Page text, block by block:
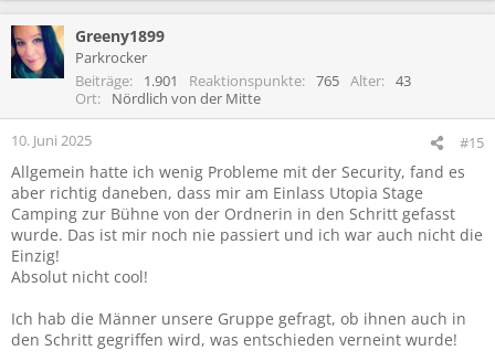
Greeny1899
Parkrocker
Beiträge
1.901 Reaktionspunkte 765 Alter
43
Ort
Nördlich von der Mitte
10. Juni 2025 #15
Allgemein hatte ich wenig Probleme mit der Security, fand es
aber richtig daneben, dass mir am Einlass Utopia Stage
Camping zur Bühne von der Ordnerin in den Schritt gefasst
wurde. Das ist mir noch nie passiert und ich war auch nicht die
Einzig!
Absolut nicht cool!
Ich hab die Männer unsere Gruppe gefragt, ob ihnen auch in
den Schritt gegriffen wird, was entschieden verneint wurde!